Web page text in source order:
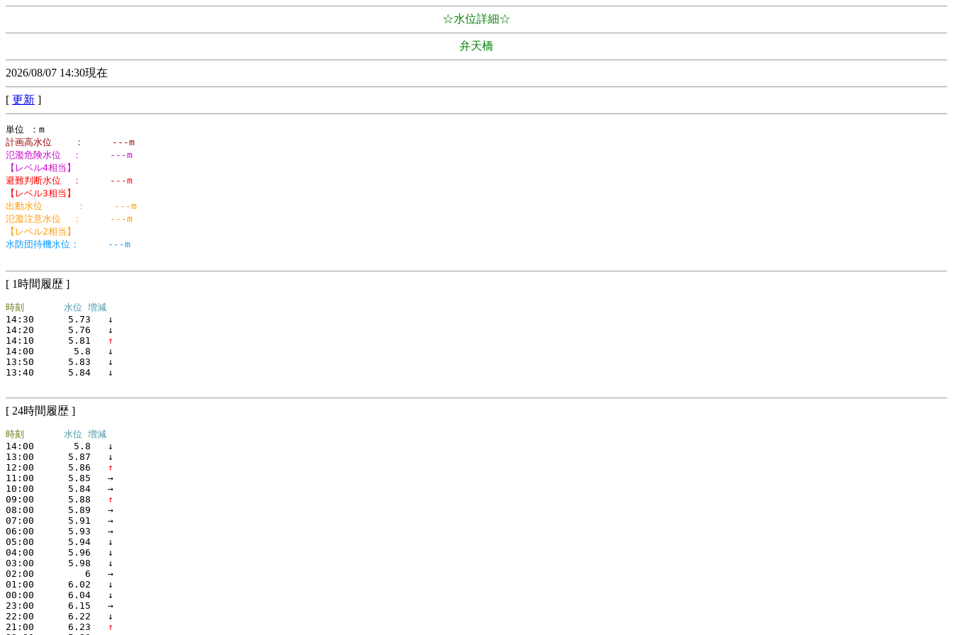
☆水位詳細☆
弁天橋
2026/08/07 14:30現在
[ 更新 ]
計画高水位    ：     ---m
氾濫危険水位  ：     ---m
【レベル4相当】
避難判断水位  ：     ---m
【レベル3相当】
出動水位      ：     ---m
氾濫注意水位  ：     ---m
【レベル2相当】
水防団待機水位：     ---m
[ 1時間履歴 ]
時刻
水位 増減
14:30
    5.73
   ↓
14:20
    5.76
   ↓
14:10
    5.81
   ↑
14:00
     5.8
   ↓
13:50
    5.83
   ↓
13:40
    5.84
   ↓
[ 24時間履歴 ]
時刻
水位 増減
14:00
     5.8
   ↓
13:00
    5.87
   ↓
12:00
    5.86
   ↑
11:00
    5.85
   →
10:00
    5.84
   →
09:00
    5.88
   ↑
08:00
    5.89
   →
07:00
    5.91
   →
06:00
    5.93
   →
05:00
    5.94
   ↓
04:00
    5.96
   ↓
03:00
    5.98
   ↓
02:00
       6
   →
01:00
    6.02
   ↓
00:00
    6.04
   ↓
23:00
    6.15
   →
22:00
    6.22
   ↓
21:00
    6.23
   ↑